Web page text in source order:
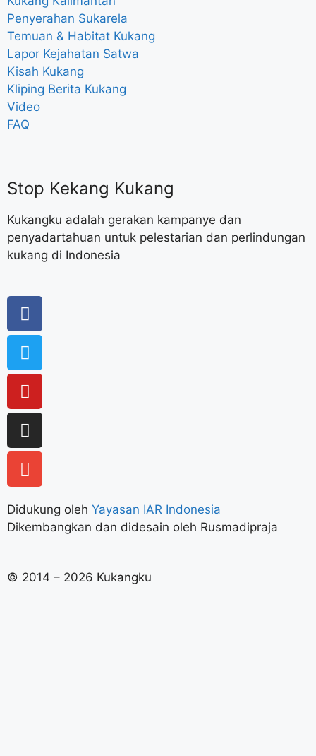
Stop Kekang Kukang
Kukangku adalah gerakan kampanye dan
penyadartahuan untuk pelestarian dan perlindungan
kukang di Indonesia
Penyerahan Sukarela
Temuan & Habitat Kukang
Lapor Kejahatan Satwa
Kisah Kukang
Kliping Berita Kukang
Video
FAQ
Didukung oleh Yayasan IAR Indonesia
Dikembangkan dan didesain oleh Rusmadipraja
© 2014 – 2026 Kukangku